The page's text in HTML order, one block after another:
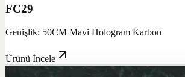
FC29
Genişlik: 50CM Mavi Hologram Karbon
Ürünü İncele